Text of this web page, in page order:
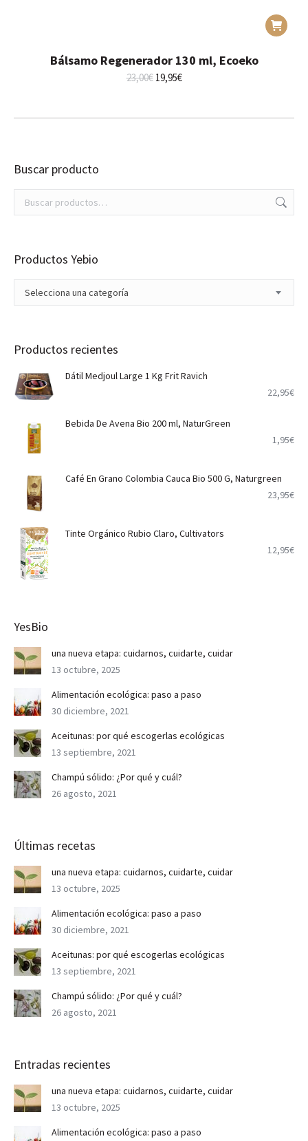
Bálsamo Regenerador 130 ml, Ecoeko
23,00€ El
era:
19,95€El
es:
Buscar producto
Productos Yebio
Selecciona una categoría
Productos recientes
Dátil Medjoul Large 1 Kg Frit Ravich
22,95€
Bebida De Avena Bio 200 ml, NaturGreen
1,95€
Café En Grano Colombia Cauca Bio 500 G, Naturgreen
23,95€
Tinte Orgánico Rubio Claro, Cultivators
12,95€
YesBio
una nueva etapa: cuidarnos, cuidarte, cuidar
13 octubre, 2025
Alimentación ecológica: paso a paso
30 diciembre, 2021
Aceitunas: por qué escogerlas ecológicas
13 septiembre, 2021
Champú sólido: ¿Por qué y cuál?
26 agosto, 2021
Últimas recetas
una nueva etapa: cuidarnos, cuidarte, cuidar
13 octubre, 2025
Alimentación ecológica: paso a paso
30 diciembre, 2021
Aceitunas: por qué escogerlas ecológicas
13 septiembre, 2021
Champú sólido: ¿Por qué y cuál?
26 agosto, 2021
Entradas recientes
una nueva etapa: cuidarnos, cuidarte, cuidar
13 octubre, 2025
Alimentación ecológica: paso a paso